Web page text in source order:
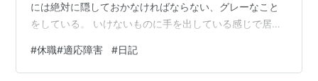
には絶対に隠しておかなければならない、グレーなこと
をしている。 いけないものに手を出している感じで居心
うとしすぎていたのかもしれない。 誰かの期待に応えら
れる自分、便利な自分を演じていたことで、自分を消し
#休職#適応障害 #日記